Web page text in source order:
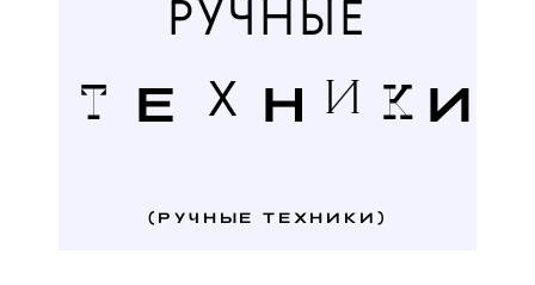
РУЧНЫЕ
Т Е Х Н И К И
(РУЧНЫЕ ТЕХНИКИ)